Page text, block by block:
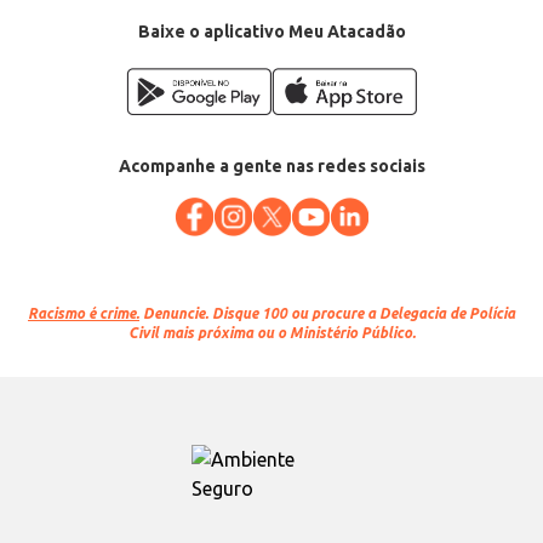
Baixe o aplicativo Meu Atacadão
Acompanhe a gente nas redes sociais
Racismo é crime. Denuncie. Disque 100 ou procure a Delegacia de Polícia
Civil mais próxima ou o Ministério Público.